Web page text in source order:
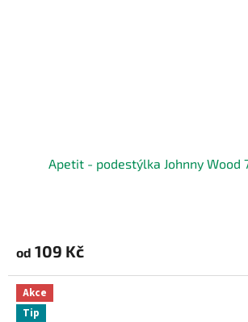
Apetit - podestýlka Johnny Wood
od 109 Kč
Akce
Tip